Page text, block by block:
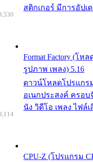
สติกเกอร์ มีการอัปเ
Format Factory (โห
รูปภาพ เพลง) 5.16
ดาวน์โหลดโปรแกร
อเนกประสงค์ ครอ
นัง วิดีโอ เพลง ไฟล์
CPU-Z (โปรแกรม